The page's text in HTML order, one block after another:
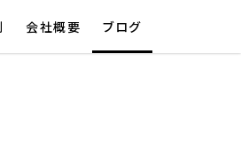
会社概要 ブログ